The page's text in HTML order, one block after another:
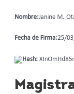
Nombre: Janine M.
Fecha de Firma:25/
Hash: